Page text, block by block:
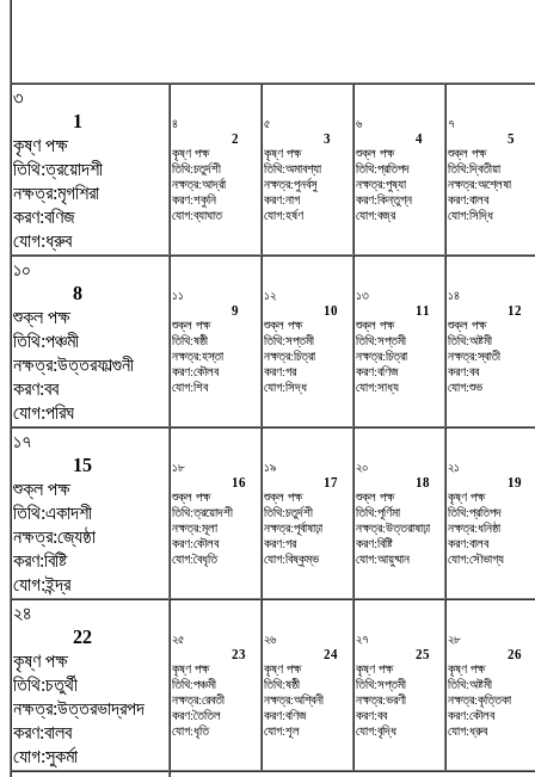
৩
1
কৃষ্ণ পক্ষ
তিথি:ত্রয়োদশী
নক্ষত্র:মৃগশিরা
করণ:বণিজ
যোগ:ধ্রুব
৪
2
কৃষ্ণ পক্ষ
তিথি:চতুর্দশী
নক্ষত্র:আর্দ্রা
করণ:শকুনি
যোগ:ব্যাঘাত
৫
3
কৃষ্ণ পক্ষ
তিথি:অমাবশ্যা
নক্ষত্র:পুনর্বসু
করণ:নাগ
যোগ:হর্ষণ
৬
4
শুক্ল পক্ষ
তিথি:প্রতিপদ
নক্ষত্র:পুষ্যা
করণ:কিন্তুগ্ন
যোগ:বজ্র
৭
5
শুক্ল পক্ষ
তিথি:দ্বিতীয়া
নক্ষত্র:অশ্লেষা
করণ:বালব
যোগ:সিদ্ধি
১০
8
শুক্ল পক্ষ
তিথি:পঞ্চমী
নক্ষত্র:উত্তরফাল্গুনী
করণ:বব
যোগ:পরিঘ
১১
9
শুক্ল পক্ষ
তিথি:ষষ্ঠী
নক্ষত্র:হস্তা
করণ:কৌলব
যোগ:শিব
১২
10
শুক্ল পক্ষ
তিথি:সপ্তমী
নক্ষত্র:চিত্রা
করণ:গর
যোগ:সিদ্ধ
১৩
11
শুক্ল পক্ষ
তিথি:সপ্তমী
নক্ষত্র:চিত্রা
করণ:বণিজ
যোগ:সাধ্য
১৪
12
শুক্ল পক্ষ
তিথি:অষ্টমী
নক্ষত্র:স্বাতী
করণ:বব
যোগ:শুভ
১৭
15
শুক্ল পক্ষ
তিথি:একাদশী
নক্ষত্র:জ্যেষ্ঠা
করণ:বিষ্টি
যোগ:ইন্দ্র
১৮
16
শুক্ল পক্ষ
তিথি:ত্রয়োদশী
নক্ষত্র:মূলা
করণ:কৌলব
যোগ:বৈধৃতি
১৯
17
শুক্ল পক্ষ
তিথি:চতুর্দশী
নক্ষত্র:পূর্বাষাঢ়া
করণ:গর
যোগ:বিষ্কুম্ভ
২০
18
শুক্ল পক্ষ
তিথি:পূর্ণিমা
নক্ষত্র:উত্তরাষাঢ়া
করণ:বিষ্টি
যোগ:আয়ুষ্মান
২১
19
কৃষ্ণ পক্ষ
তিথি:প্রতিপদ
নক্ষত্র:ধনিষ্ঠা
করণ:বালব
যোগ:সৌভাগ্য
২৪
22
কৃষ্ণ পক্ষ
তিথি:চতুর্থী
নক্ষত্র:উত্তরভাদ্রপদ
করণ:বালব
যোগ:সুকর্মা
২৫
23
কৃষ্ণ পক্ষ
তিথি:পঞ্চমী
নক্ষত্র:রেবতী
করণ:তৈতিল
যোগ:ধৃতি
২৬
24
কৃষ্ণ পক্ষ
তিথি:ষষ্ঠী
নক্ষত্র:অশ্বিনী
করণ:বণিজ
যোগ:শূল
২৭
25
কৃষ্ণ পক্ষ
তিথি:সপ্তমী
নক্ষত্র:ভরণী
করণ:বব
যোগ:বৃদ্ধি
২৮
26
কৃষ্ণ পক্ষ
তিথি:অষ্টমী
নক্ষত্র:কৃত্তিকা
করণ:কৌলব
যোগ:ধ্রুব